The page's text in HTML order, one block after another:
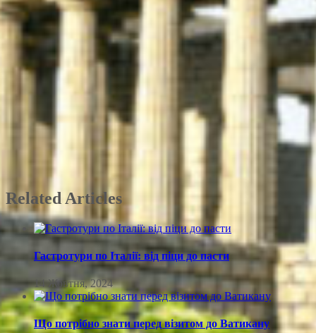
Related Articles
Гастротури по Італії: від піци до пасти
14 Жовтня, 2024
Що потрібно знати перед візитом до Ватикану